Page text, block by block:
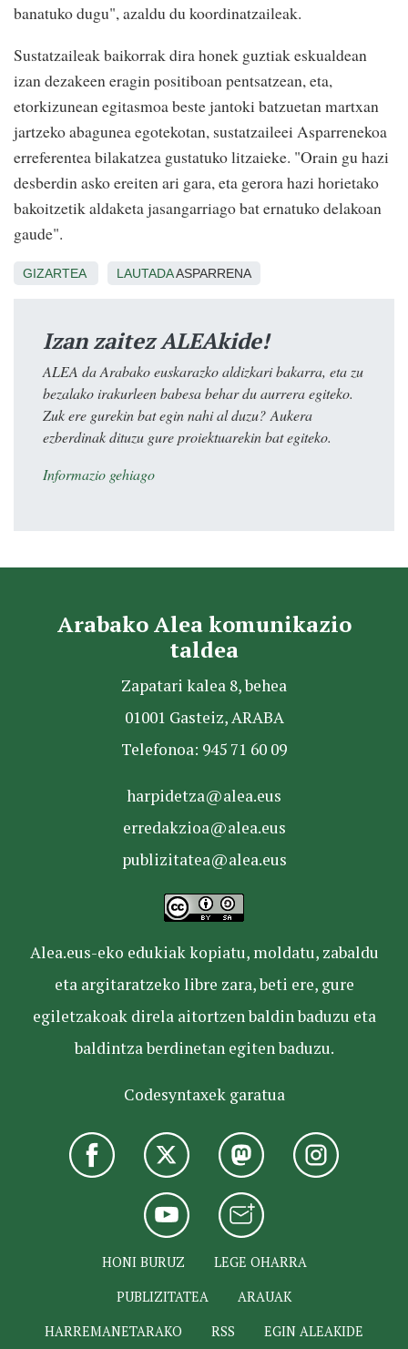
banatuko dugu", azaldu du koordinatzaileak.
Sustatzaileak baikorrak dira honek guztiak eskualdean
izan dezakeen eragin positiboan pentsatzean, eta,
etorkizunean egitasmoa beste jantoki batzuetan martxan
jartzeko abagunea egotekotan, sustatzaileei Asparrenekoa
erreferentea bilakatzea gustatuko litzaieke. "Orain gu hazi
desberdin asko ereiten ari gara, eta gerora hazi horietako
bakoitzetik aldaketa jasangarriago bat ernatuko delakoan
gaude".
GIZARTEA LAUTADAASPARRENA
Izan zaitez ALEAkide!
ALEA da Arabako euskarazko aldizkari bakarra, eta zu
bezalako irakurleen babesa behar du aurrera egiteko.
Zuk ere gurekin bat egin nahi al duzu? Aukera
ezberdinak dituzu gure proiektuarekin bat egiteko.
Informazio gehiago
Arabako Alea komunikazio
taldea
Zapatari kalea 8, behea
01001 Gasteiz, ARABA
Telefonoa: 945 71 60 09
harpidetza@alea.eus
erredakzioa@alea.eus
publizitatea@alea.eus
Alea.eus-eko edukiak kopiatu, moldatu, zabaldu
eta argitaratzeko libre zara, beti ere, gure
egiletzakoak direla aitortzen baldin baduzu eta
baldintza berdinetan egiten baduzu.
Codesyntaxek garatua
HONI BURUZ
LEGE OHARRA
PUBLIZITATEA
ARAUAK
HARREMANETARAKO
RSS EGIN ALEAKIDE